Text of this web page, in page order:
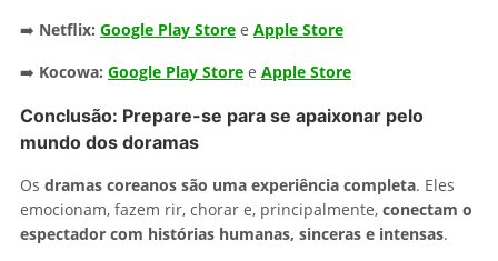
➡️ Netflix: Google Play Store e Apple Store
➡️ Kocowa: Google Play Store e Apple Store
Conclusão: Prepare-se para se apaixonar pelo
mundo dos doramas
Os dramas coreanos são uma experiência completa. Eles
emocionam, fazem rir, chorar e, principalmente, conectam o
espectador com histórias humanas, sinceras e intensas.